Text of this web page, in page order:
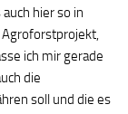
hier so in
ich mir gerade
die
soll und die es